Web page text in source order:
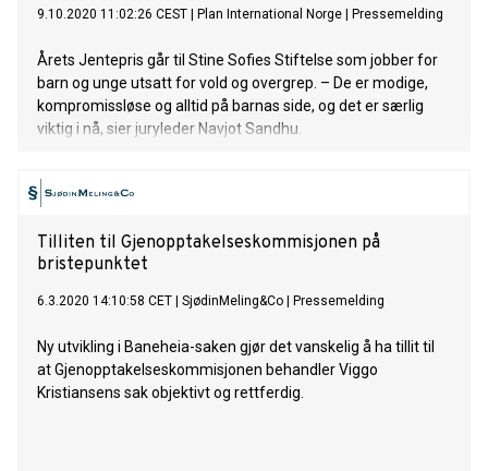
9.10.2020 11:02:26 CEST Plan International Norge Pressemelding
Årets Jentepris går til Stine Sofies Stiftelse som jobber for
barn og unge utsatt for vold og overgrep. – De er modige,
kompromissløse og alltid på barnas side, og det er særlig
viktig i nå, sier juryleder Navjot Sandhu.
Tilliten til Gjenopptakelseskommisjonen på
bristepunktet
6.3.2020 14:10:58 CET SjødinMeling&Co Pressemelding
Ny utvikling i Baneheia-saken gjør det vanskelig å ha tillit til
at Gjenopptakelseskommisjonen behandler Viggo
Kristiansens sak objektivt og rettferdig.